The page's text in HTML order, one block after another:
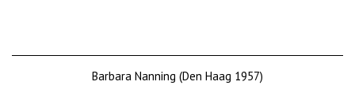
Barbara Nanning (Den Haag 1957)